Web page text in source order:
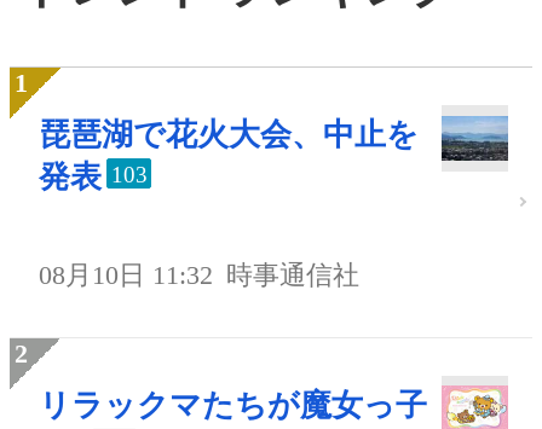
琵琶湖で花火大会、中止を
発表 103
08月10日 11:32 時事通信社
リラックマたちが魔女っ子